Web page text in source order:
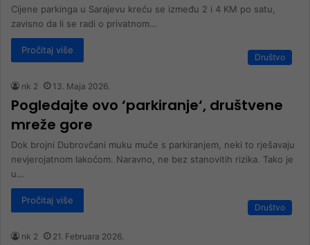
Cijene parkinga u Sarajevu kreću se između 2 i 4 KM po satu,
zavisno da li se radi o privatnom…
Pročitaj više
Društvo
nk 2 13. Maja 2026.
Pogledajte ovo ‘parkiranje‘, društvene
mreže gore
Dok brojni Dubrovčani muku muče s parkiranjem, neki to rješavaju
nevjerojatnom lakoćom. Naravno, ne bez stanovitih rizika. Tako je
u…
Pročitaj više
Društvo
nk 2 21. Februara 2026.